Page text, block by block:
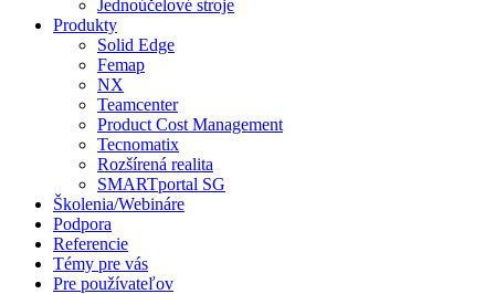
Jednoúčelové stroje
Produkty
Solid Edge
Femap
NX
Teamcenter
Product Cost Management
Tecnomatix
Rozšírená realita
SMARTportal SG
Školenia/Webináre
Podpora
Referencie
Témy pre vás
Pre používateľov